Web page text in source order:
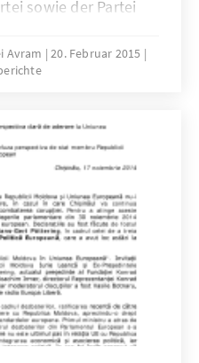
sowie der Partei
14. Februar für das
die PCRM ihre
neutralen
hatte.
Avram
20. Februar 2015